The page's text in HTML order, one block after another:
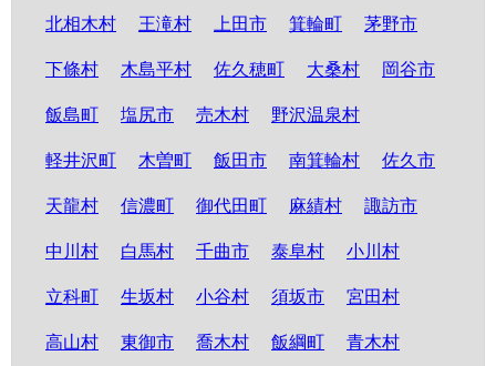
北相木村 王滝村 上田市 箕輪町 茅野市
下條村 木島平村 佐久穂町 大桑村 岡谷市
飯島町 塩尻市 売木村 野沢温泉村
軽井沢町 木曽町 飯田市 南箕輪村 佐久市
天龍村 信濃町 御代田町 麻績村 諏訪市
中川村 白馬村 千曲市 泰阜村 小川村
立科町 生坂村 小谷村 須坂市 宮田村
高山村 東御市 喬木村 飯綱町 青木村